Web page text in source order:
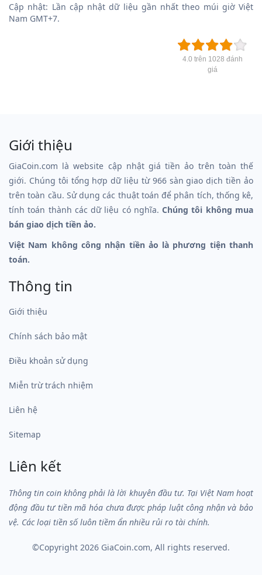
Cập nhật: Lần cập nhật dữ liệu gần nhất theo múi giờ Việt
Nam GMT+7.
4.0 trên 1028 đánh
giá
Giới thiệu
GiaCoin.com là website cập nhật giá tiền ảo trên toàn thế
giới. Chúng tôi tổng hợp dữ liệu từ 966 sàn giao dịch tiền ảo
trên toàn cầu. Sử dụng các thuật toán để phân tích, thống kê,
tính toán thành các dữ liệu có nghĩa.Chúng tôi không mua
bán giao dịch tiền ảo.
Việt Nam không công nhận tiền ảo là phương tiện thanh
toán.
Thông tin
Giới thiệu
Chính sách bảo mật
Điều khoản sử dụng
Miễn trừ trách nhiệm
Liên hệ
Sitemap
Liên kết
Thông tin coin không phải là lời khuyên đầu tư. Tại Việt Nam hoạt
động đầu tư tiền mã hóa chưa được pháp luật công nhận và bảo
vệ. Các loại tiền số luôn tiềm ẩn nhiều rủi ro tài chính.
©Copyright 2026 GiaCoin.com, All rights reserved.